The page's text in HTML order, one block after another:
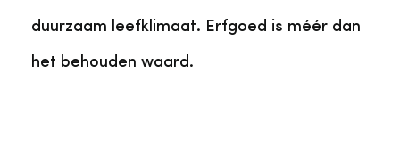
duurzaam leefklimaat. Erfgoed is méér dan
het behouden waard.